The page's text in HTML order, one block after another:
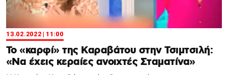
13.02.2022 | 11:00
Το «καρφί» της Καραβάτου στην Τσιμτσιλή:
«Να έχεις κεραίες ανοιχτές Σταματίνα»